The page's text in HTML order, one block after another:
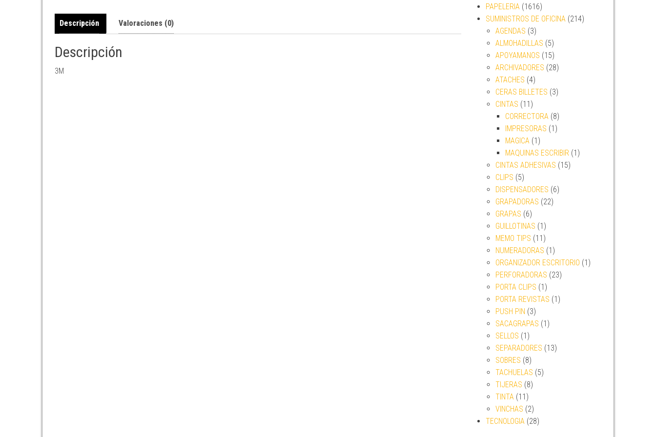
Descripción Valoraciones (0)
Descripción
3M
PAPELERIA (1616)
SUMINISTROS DE OFICINA (214)
AGENDAS (3)
ALMOHADILLAS (5)
APOYAMANOS (15)
ARCHIVADORES (28)
ATACHES (4)
CERAS BILLETES (3)
CINTAS (11)
CORRECTORA (8)
IMPRESORAS (1)
MAGICA (1)
MAQUINAS ESCRIBIR (1)
CINTAS ADHESIVAS (15)
CLIPS (5)
DISPENSADORES (6)
GRAPADORAS (22)
GRAPAS (6)
GUILLOTINAS (1)
MEMO TIPS (11)
NUMERADORAS (1)
ORGANIZADOR ESCRITORIO (1)
PERFORADORAS (23)
PORTA CLIPS (1)
PORTA REVISTAS (1)
PUSH PIN (3)
SACAGRAPAS (1)
SELLOS (1)
SEPARADORES (13)
SOBRES (8)
TACHUELAS (5)
TIJERAS (8)
TINTA (11)
VINCHAS (2)
TECNOLOGIA (28)